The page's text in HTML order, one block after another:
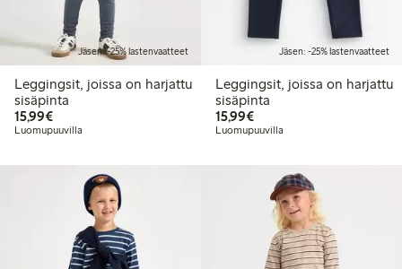
Jäsen: -25% lastenvaatteet
Leggingsit, joissa on harjattu
sisäpinta
15,99€15,99 €
Luomupuuvilla
Jäsen: -25% lastenvaatteet
Leggingsit, joissa on harjattu
sisäpinta
15,99€15,99 €
Luomupuuvilla